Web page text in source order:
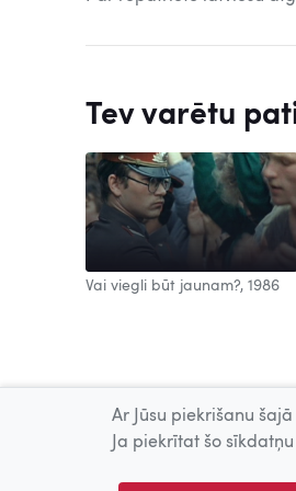
Tev varētu
Vai viegli būt jaunam?, 1986
Ar Jūsu piekrišanu
Ja piekrītat šo